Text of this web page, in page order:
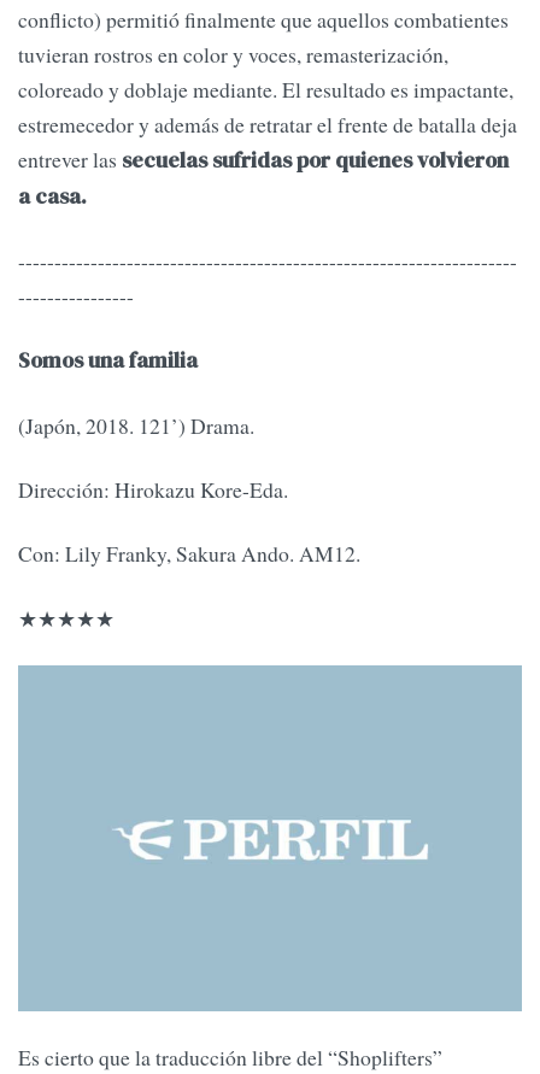
conflicto) per­mitió finalmente que aquellos combatientes
tuvieran rostros en color y voces, remasterización,
coloreado y doblaje mediante. El resultado es impactante,
estremece­dor y además de retratar el frente de batalla deja
entrever las secuelas su­fridas por quienes volvie­ron
a casa.
---------------------------------------------------------------------
----------------
Somos una familia
(Japón, 2018. 121’) Drama.
Dirección: Hirokazu Kore-Eda.
Con: Lily Franky, Sakura Ando. AM12.
★★★★★
Es cierto que la traducción libre del “Sho­plifters”